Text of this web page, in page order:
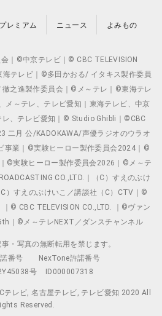
プレミアム ニュース よみもの
｜©中京テレビ｜© CBC TELEVISION
テレビ｜©多田かおる/ イタキス製作委員
之進製作委員会｜©メ～テレ｜©東海テレ
メ～テレ、テレビ愛知｜東海テレビ、中京
レ、テレビ愛知｜© Studio Ghibli｜©CBC
二月 公/KADOKAWA/声優ラジオのウラオ
事業｜©実験ヒーロー製作委員会2024｜©
©実験ヒーロー製作委員会2026｜©メ～テ
CO.,LTD.｜（C）すえのぶけ
）すえのぶけいこ／講談社（C）CTV｜©
｜© CBC TELEVISION CO.,LTD. ｜©ヴァン
｜©メ～テレNEXT／ダンスチャンネル
・写真の無断転用を禁じます。
番号
NexTone許諾番号
号
ID000007318
レビ, 名古屋テレビ, テレビ愛知 2020 All
Reserved.